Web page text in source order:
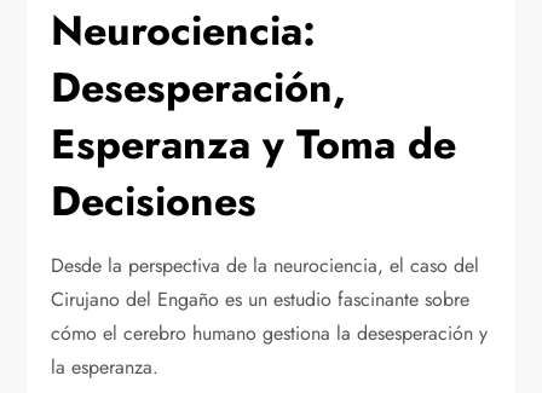
Neurociencia:
Desesperación,
Esperanza y Toma de
Decisiones
Desde la perspectiva de la neurociencia, el caso del
Cirujano del Engaño es un estudio fascinante sobre
cómo el cerebro humano gestiona la desesperación y
la esperanza.